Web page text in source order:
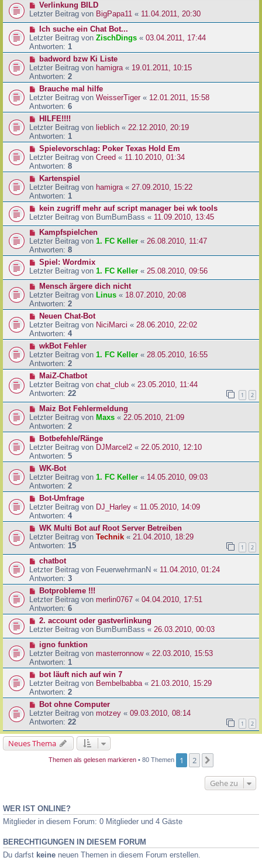
Verlinkung BILD
Letzter Beitrag von BigPapa11 « 11.04.2011, 20:30
Ich suche ein Chat Bot...
Letzter Beitrag von ZischDings « 03.04.2011, 17:44
Antworten: 1
badword bzw Ki Liste
Letzter Beitrag von hamigra « 19.01.2011, 10:15
Antworten: 2
Brauche mal hilfe
Letzter Beitrag von WeisserTiger« 12.01.2011, 15:58
Antworten: 6
HILFE!!!!
Letzter Beitrag von lieblich « 22.12.2010, 20:19
Antworten: 1
Spielevorschlag: Poker Texas Hold Em
Letzter Beitrag von Creed « 11.10.2010, 01:34
Antworten: 8
Kartenspiel
Letzter Beitrag von hamigra « 27.09.2010, 15:22
Antworten: 1
kein zugriff mehr auf script manager bei wk tools
Letzter Beitrag von BumBumBass « 11.09.2010, 13:45
Kampfspielchen
Letzter Beitrag von 1. FC Keller « 26.08.2010, 11:47
Antworten: 8
Spiel: Wordmix
Letzter Beitrag von 1. FC Keller « 25.08.2010, 09:56
Mensch ärgere dich nicht
Letzter Beitrag von Linus « 18.07.2010, 20:08
Antworten: 2
Neuen Chat-Bot
Letzter Beitrag von NiciMarci « 28.06.2010, 22:02
Antworten: 4
wkBot Fehler
Letzter Beitrag von 1. FC Keller « 28.05.2010, 16:55
Antworten: 2
MaiZ-Chatbot
Letzter Beitrag von chat_club « 23.05.2010, 11:44
Antworten: 22 1 2
Maiz Bot Fehlermeldung
Letzter Beitrag von Maxs « 22.05.2010, 21:09
Antworten: 2
Botbefehle/Ränge
Letzter Beitrag von DJMarcel2 « 22.05.2010, 12:10
Antworten: 5
WK-Bot
Letzter Beitrag von 1. FC Keller « 14.05.2010, 09:03
Antworten: 2
Bot-Umfrage
Letzter Beitrag von DJ_Harley « 11.05.2010, 14:09
Antworten: 4
WK Multi Bot auf Root Server Betreiben
Letzter Beitrag von Technik « 21.04.2010, 18:29
Antworten: 15 1 2
chatbot
Letzter Beitrag von FeuerwehrmanN « 11.04.2010, 01:24
Antworten: 3
Botprobleme !!!
Letzter Beitrag von merlin0767 « 04.04.2010, 17:51
Antworten: 6
2. account oder gastverlinkung
Letzter Beitrag von BumBumBass « 26.03.2010, 00:03
igno funktion
Letzter Beitrag von masterronnow« 22.03.2010, 15:53
Antworten: 1
bot läuft nich auf win 7
Letzter Beitrag von Bembelbabba « 21.03.2010, 15:29
Antworten: 2
Bot ohne Computer
Letzter Beitrag von motzey « 09.03.2010, 08:14
Antworten: 22 1 2
Neues Thema
Themen als gelesen markieren • 80 Themen 1 2
Gehe zu
WER IST ONLINE?
Mitglieder in diesem Forum: 0 Mitglieder und 4 Gäste
BERECHTIGUNGEN IN DIESEM FORUM
Du darfst keine neuen Themen in diesem Forum erstellen.